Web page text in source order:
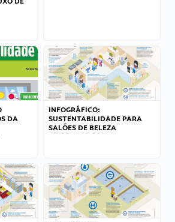
DA
INFOGRÁFICO:
SUSTENTABILIDADE PARA
SALÕES DE BELEZA